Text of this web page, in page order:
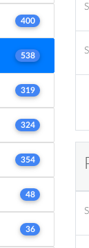
400
538
319
324
354
48
36